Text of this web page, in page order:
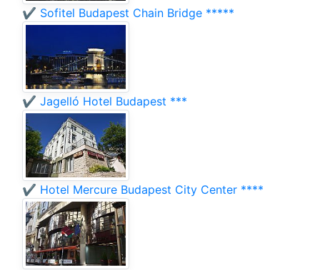
✔️ Sofitel Budapest Chain Bridge *****
✔️ Jagelló Hotel Budapest ***
✔️ Hotel Mercure Budapest City Center ****